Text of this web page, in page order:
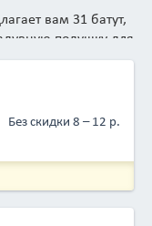
вам 31 батут,
подушку для
Без скидки 8 – 12 р.